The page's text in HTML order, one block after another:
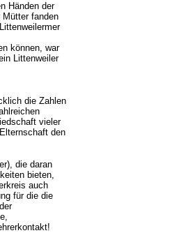
Händen der
Mütter fanden
können, war
Littenweiler
die Zahlen
vieler
den
die daran
bieten,
auch
für die die